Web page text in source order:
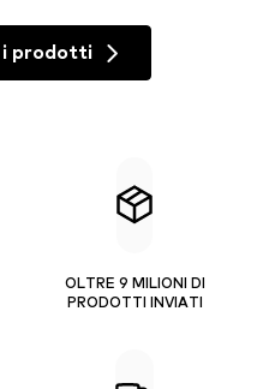
prodotti
OLTRE 9 MILIONI DI
PRODOTTI INVIATI